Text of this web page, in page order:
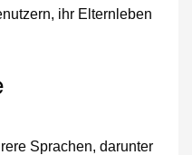
ihr Elternleben
Sprachen, darunter